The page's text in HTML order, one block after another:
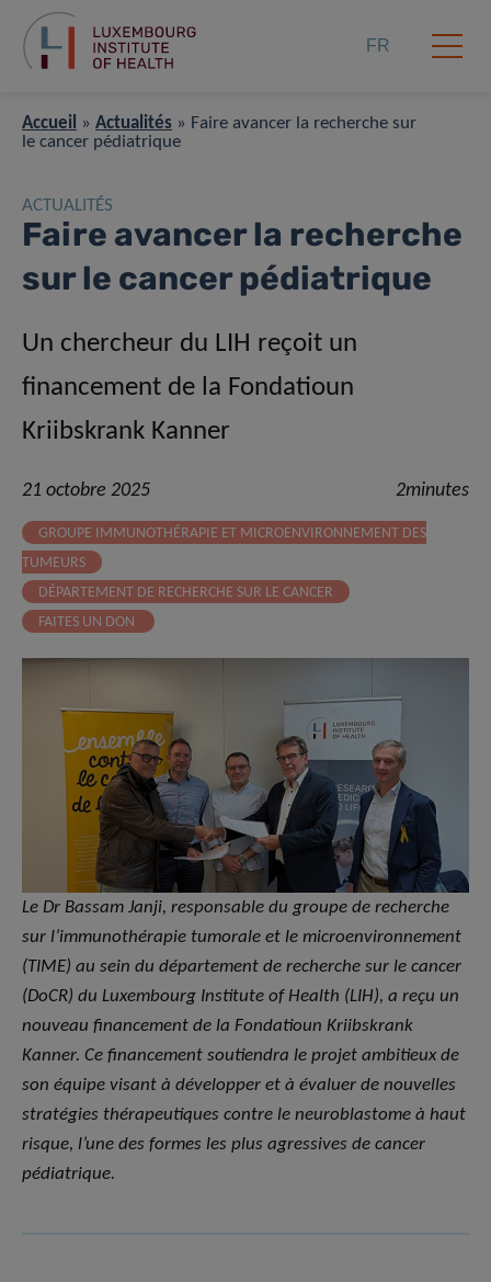
FR
Accueil » Actualités » Faire avancer la recherche sur
le cancer pédiatrique
ACTUALITÉS
Faire avancer la recherche
sur le cancer pédiatrique
Un chercheur du LIH reçoit un
financement de la Fondatioun
Kriibskrank Kanner
21 octobre 2025 2minutes
GROUPE IMMUNOTHÉRAPIE ET MICROENVIRONNEMENT DES
TUMEURS
DÉPARTEMENT DE RECHERCHE SUR LE CANCER
FAITES UN DON
Le Dr Bassam Janji, responsable du groupe de recherche
sur l’immunothérapie tumorale et le microenvironnement
(TIME) au sein du département de recherche sur le cancer
(DoCR) du Luxembourg Institute of Health (LIH), a reçu un
nouveau financement de la Fondatioun Kriibskrank
Kanner. Ce financement soutiendra le projet ambitieux de
son équipe visant à développer et à évaluer de nouvelles
stratégies thérapeutiques contre le neuroblastome à haut
risque, l’une des formes les plus agressives de cancer
pédiatrique.